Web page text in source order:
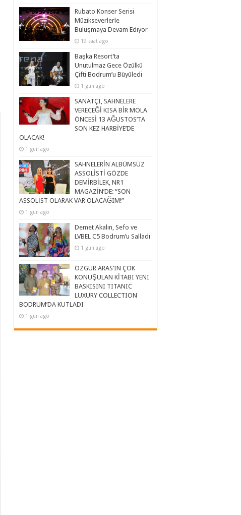
Rubato Konser Serisi
Müzikseverlerle
Buluşmaya Devam Ediyor
19 saat ago
Başka Resort’ta
Unutulmaz Gece Özülkü
Çifti Bodrum’u Büyüledi
1 gün ago
SANATÇI, SAHNELERE
VERECEĞİ KISA BİR MOLA
ÖNCESİ 13 AĞUSTOS’TA
SON KEZ HARBİYE’DE
OLACAK!
1 gün ago
SAHNELERİN ALBÜMSÜZ
ASSOLİSTİ GÖZDE
DEMİRBİLEK, NR1
MAGAZİN’DE: “SON
ASSOLİST OLARAK VAR OLACAĞIM!”
1 gün ago
Demet Akalın, Sefo ve
LVBEL C5 Bodrum’u Salladı
1 gün ago
ÖZGÜR ARAS’IN ÇOK
KONUŞULAN KİTABI YENI
BASKISINI TITANIC
LUXURY COLLECTION
BODRUM’DA KUTLADI
1 gün ago